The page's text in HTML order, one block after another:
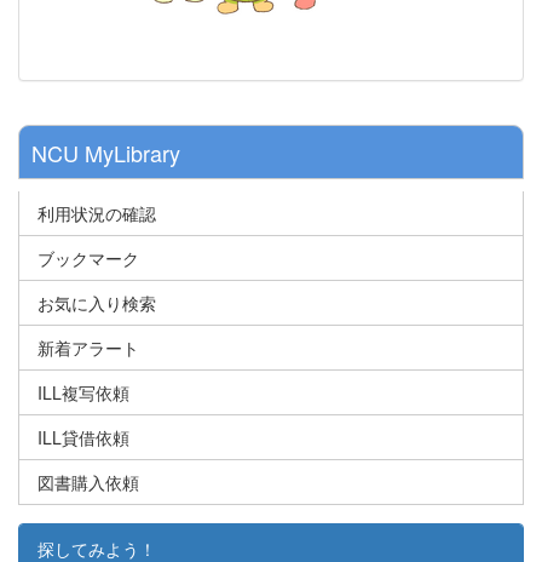
NCU MyLibrary
利用状況の確認
ブックマーク
お気に入り検索
新着アラート
ILL複写依頼
ILL貸借依頼
図書購入依頼
探してみよう！